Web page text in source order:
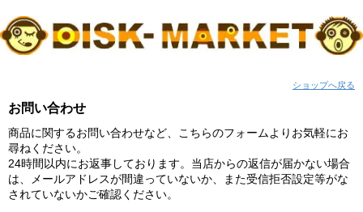
ショップへ戻る
お問い合わせ
商品に関するお問い合わせなど、こちらのフォームよりお気軽にお
尋ねください。
24時間以内にお返事しております。当店からの返信が届かない場合
は、メールアドレスが間違っていないか、また受信拒否設定等がな
されていないかご確認ください。